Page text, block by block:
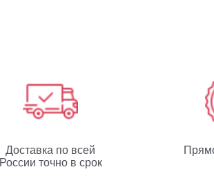
Доставка по всей
России точно в срок